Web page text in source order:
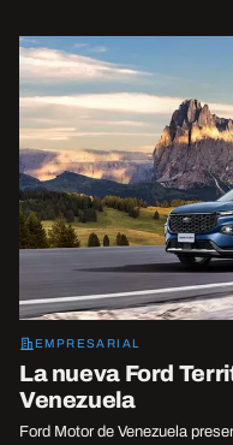
EMPRESARIAL
La nueva Ford
Venezuela
Ford Motor de Venezuela